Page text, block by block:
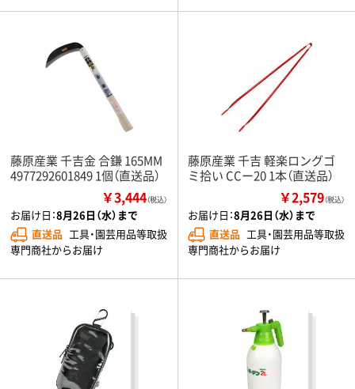
藤原産業 千吉金 合鎌 165MM
4977292601849 1個（直送品）
￥3,444（税込）
お届け日：8月26日（水）まで
直送品 工具・園芸用品等取扱
専門商社からお届け
藤原産業 千吉 軽楽ロングゴ
ミ拾い CCー20 1本（直送品）
￥2,579（税込）
お届け日：8月26日（水）まで
直送品 工具・園芸用品等取扱
専門商社からお届け